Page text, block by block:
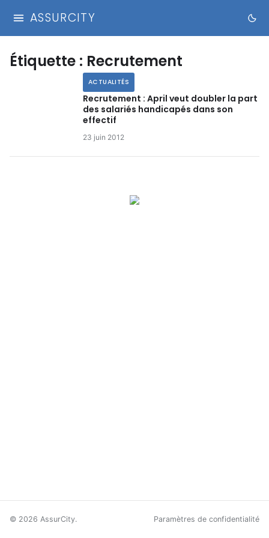
ASSURCITY
Étiquette : Recrutement
ACTUALITÉS
Recrutement : April veut doubler la part
des salariés handicapés dans son
effectif
23 juin 2012
© 2026 AssurCity. Paramètres de confidentialité